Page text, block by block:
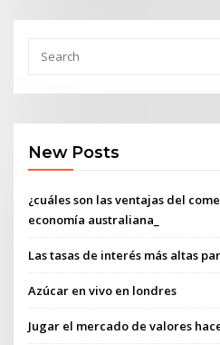
New Posts
¿cuáles son las ventajas del
economía australiana_
Las tasas de interés más altas
Azúcar en vivo en londres
Jugar el mercado de valores